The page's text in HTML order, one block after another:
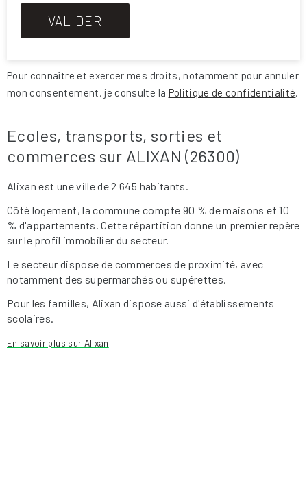
Pour connaître et exercer mes droits, notamment pour annuler
mon consentement, je consulte la Politique de confidentialité.
Ecoles, transports, sorties et
commerces sur ALIXAN (26300)
Alixan est une ville de 2 645 habitants.
Côté logement, la commune compte 90 % de maisons et 10
% d'appartements. Cette répartition donne un premier repère
sur le profil immobilier du secteur.
Le secteur dispose de commerces de proximité, avec
notamment des supermarchés ou supérettes.
Pour les familles, Alixan dispose aussi d'établissements
scolaires.
En savoir plus sur Alixan